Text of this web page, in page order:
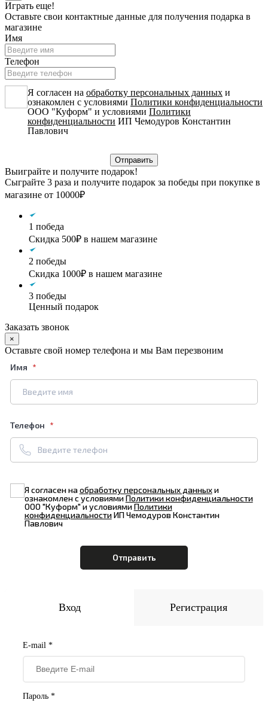
Играть еще!
Оставьте свои контактные данные для получения подарка в
магазине
Имя
Телефон
Я согласен на обработку персональных данных и
ознакомлен с условиями Политики конфиденциальности
ООО "Куформ" и условиями Политики
конфиденциальности ИП Чемодуров Константин
Павлович
Выиграйте и получите подарок!
Сыграйте 3 раза и получите подарок за победы при покупке в
магазине от 10000₽
1 победа
Скидка 500₽ в нашем магазине
2 победы
Скидка 1000₽ в нашем магазине
3 победы
Ценный подарок
Заказать звонок
×
Оставьте свой номер телефона и мы Вам перезвоним
Имя
Телефон
Я согласен наобработку персональных данныхи
ознакомлен с условиямиПолитики конфиденциальности
ООО "Куформ" и условиямиПолитики
конфиденциальностиИП Чемодуров Константин
Павлович
Вход Регистрация
E-mail *
Пароль *